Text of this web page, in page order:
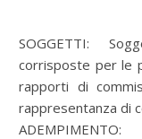
SOGGETTI:
corrisposte per le
rapporti di
rappresentanza di